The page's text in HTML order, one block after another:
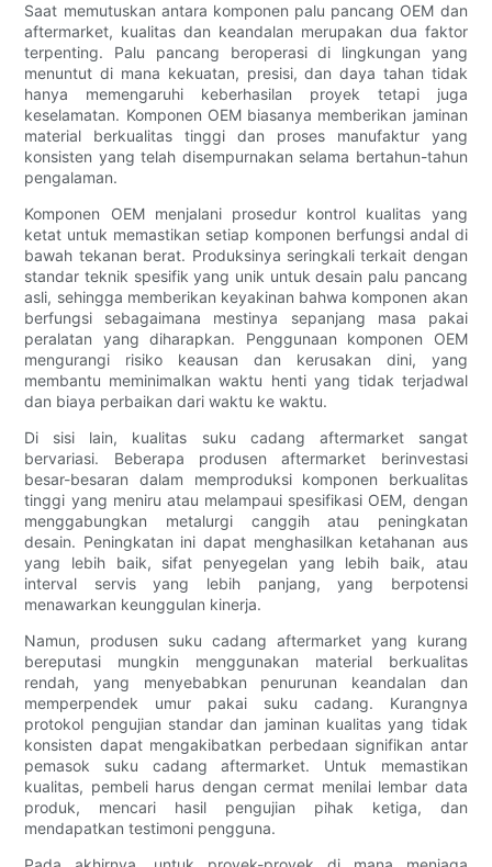
Saat memutuskan antara komponen palu pancang OEM dan
aftermarket, kualitas dan keandalan merupakan dua faktor
terpenting. Palu pancang beroperasi di lingkungan yang
menuntut di mana kekuatan, presisi, dan daya tahan tidak
hanya memengaruhi keberhasilan proyek tetapi juga
keselamatan. Komponen OEM biasanya memberikan jaminan
material berkualitas tinggi dan proses manufaktur yang
konsisten yang telah disempurnakan selama bertahun-tahun
pengalaman.
Komponen OEM menjalani prosedur kontrol kualitas yang
ketat untuk memastikan setiap komponen berfungsi andal di
bawah tekanan berat. Produksinya seringkali terkait dengan
standar teknik spesifik yang unik untuk desain palu pancang
asli, sehingga memberikan keyakinan bahwa komponen akan
berfungsi sebagaimana mestinya sepanjang masa pakai
peralatan yang diharapkan. Penggunaan komponen OEM
mengurangi risiko keausan dan kerusakan dini, yang
membantu meminimalkan waktu henti yang tidak terjadwal
dan biaya perbaikan dari waktu ke waktu.
Di sisi lain, kualitas suku cadang aftermarket sangat
bervariasi. Beberapa produsen aftermarket berinvestasi
besar-besaran dalam memproduksi komponen berkualitas
tinggi yang meniru atau melampaui spesifikasi OEM, dengan
menggabungkan metalurgi canggih atau peningkatan
desain. Peningkatan ini dapat menghasilkan ketahanan aus
yang lebih baik, sifat penyegelan yang lebih baik, atau
interval servis yang lebih panjang, yang berpotensi
menawarkan keunggulan kinerja.
Namun, produsen suku cadang aftermarket yang kurang
bereputasi mungkin menggunakan material berkualitas
rendah, yang menyebabkan penurunan keandalan dan
memperpendek umur pakai suku cadang. Kurangnya
protokol pengujian standar dan jaminan kualitas yang tidak
konsisten dapat mengakibatkan perbedaan signifikan antar
pemasok suku cadang aftermarket. Untuk memastikan
kualitas, pembeli harus dengan cermat menilai lembar data
produk, mencari hasil pengujian pihak ketiga, dan
mendapatkan testimoni pengguna.